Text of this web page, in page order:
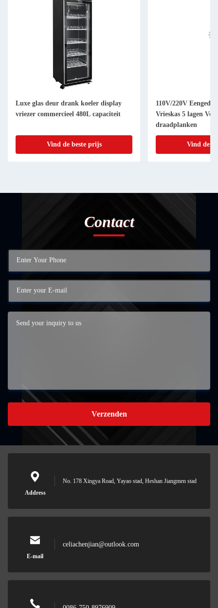
Luxe glas deur drank koeler display
vriezer commercieel 480L capaciteit
Vind de beste prijs
110V/220V
Vrieskas 5 lagen
draadplanken
Vind de
Contact
Verzenden
Address
No. 178 Xingya Road, Yayao stad, Heshan Jiangmen stad
E-mail
celiachenjian@outlook.com